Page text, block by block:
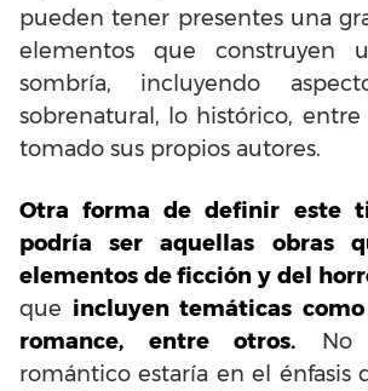
pueden tener presentes una
elementos que construyen
sombría, incluyendo
sobrenatural, lo histórico,
tomado sus propios autores.
Otra forma de definir este
podría ser aquellas obras
elementos de ficción y del
que incluyen temáticas
romance, entre otros. No
romántico estaría en el énfasis